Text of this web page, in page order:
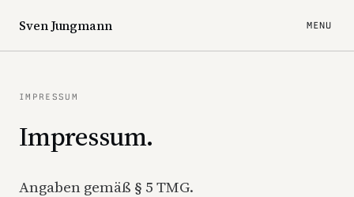
Sven Jungmann
IMPRESSUM
Impressum.
Angaben gemäß § 5 TMG.